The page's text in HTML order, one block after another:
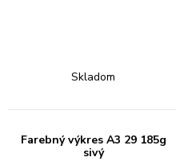
Skladom
Farebný výkres A3 29 185g
sivý